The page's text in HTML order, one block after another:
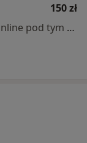
150 zł
Specjalista nie oferuje umawiania online pod tym adresem.